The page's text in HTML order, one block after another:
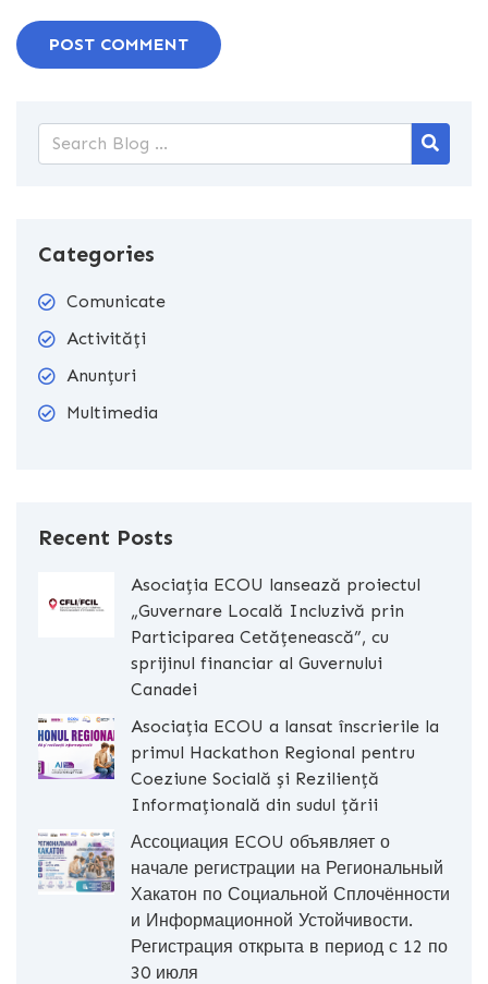
POST COMMENT
Categories
Comunicate
Activități
Anunțuri
Multimedia
Recent Posts
Asociația ECOU lansează proiectul
„Guvernare Locală Incluzivă prin
Participarea Cetățenească”, cu
sprijinul financiar al Guvernului
Canadei
Asociația ECOU a lansat înscrierile la
primul Hackathon Regional pentru
Coeziune Socială și Reziliență
Informațională din sudul țării
Ассоциация ECOU объявляет о
начале регистрации на Региональный
Хакатон по Социальной Сплочённости
и Информационной Устойчивости.
Регистрация открыта в период с 12 по
30 июля